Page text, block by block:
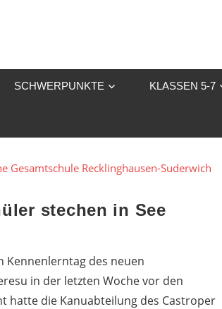
SCHWERPUNKTE KLASSEN 5-7
stechen in See
Kennenlerntag des neuen
in der letzten Woche vor den
hatte die Kanuabteilung des Castroper